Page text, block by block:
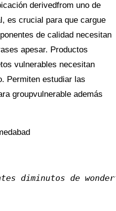
derivedfrom uno de
es crucial para que cargue
de calidad necesitan
apesar. Productos
vulnerables necesitan
Permiten estudiar las
groupvulnerable además
diminutos de